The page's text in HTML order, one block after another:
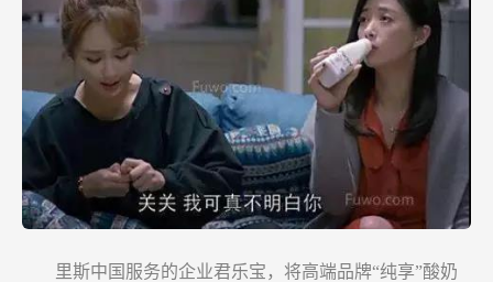
里斯中国服务的企业君乐宝，将高端品牌“纯享”酸奶